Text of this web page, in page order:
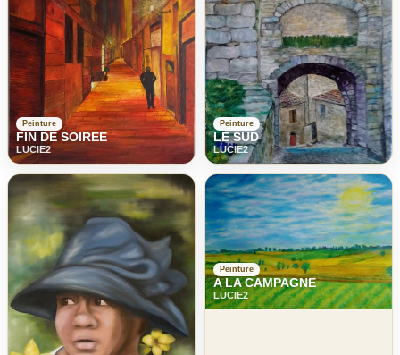
Peinture
FIN DE SOIREE
LUCIE2
Peinture
LE SUD
LUCIE2
Peinture
A LA CAMPAGNE
LUCIE2